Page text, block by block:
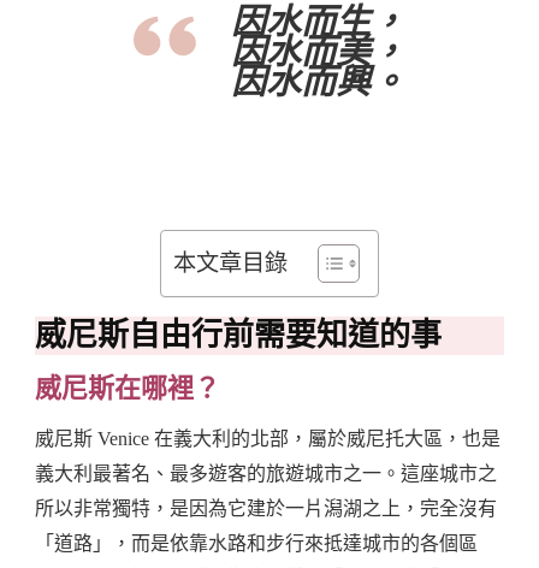
因水而生，
因水而美，
因水而興。
本文章目錄
威尼斯自由行前需要知道的事
威尼斯在哪裡？
威尼斯 Venice 在義大利的北部，屬於威尼托大區，也是
義大利最著名、最多遊客的旅遊城市之一。這座城市之
所以非常獨特，是因為它建於一片潟湖之上，完全沒有
「道路」，而是依靠水路和步行來抵達城市的各個區